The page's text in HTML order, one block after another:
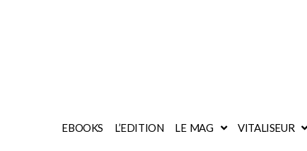
EBOOKS L’EDITION LE MAG VITALISEUR